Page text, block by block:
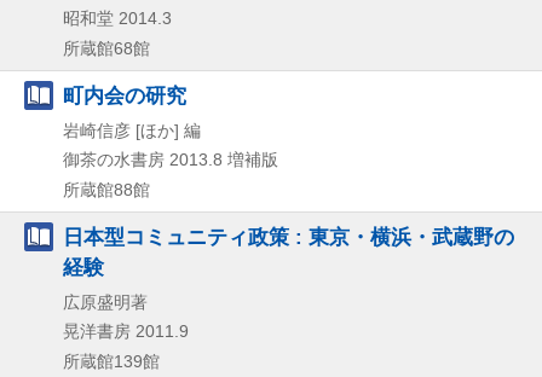
昭和堂 2014.3
所蔵館68館
町内会の研究
岩崎信彦 [ほか] 編
御茶の水書房 2013.8 増補版
所蔵館88館
日本型コミュニティ政策 : 東京・横浜・武蔵野の
経験
広原盛明著
晃洋書房 2011.9
所蔵館139館